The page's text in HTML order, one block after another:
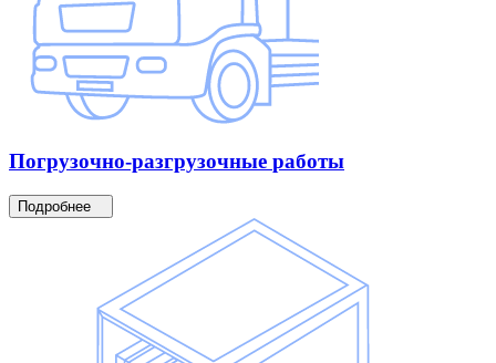
Погрузочно-разгрузочные работы
Подробнее